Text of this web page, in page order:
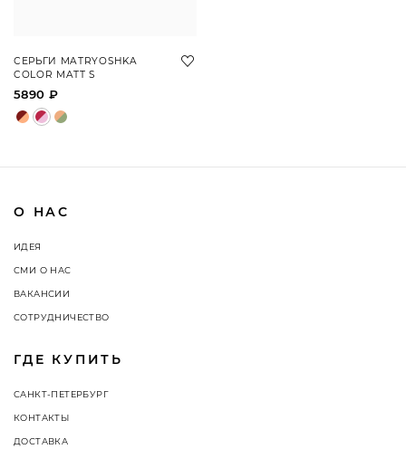
СЕРЬГИ MATRYOSHKA
COLOR MATT S
5890 ₽
О НАС
ИДЕЯ
СМИ О НАС
ВАКАНСИИ
СОТРУДНИЧЕСТВО
ГДЕ КУПИТЬ
САНКТ-ПЕТЕРБУРГ
КОНТАКТЫ
ДОСТАВКА